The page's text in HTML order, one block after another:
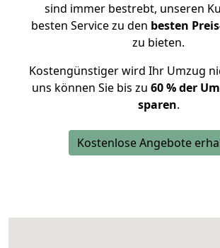
sind immer bestrebt, unseren
besten Service zu den besten
zu bieten.
Kostengünstiger wird Ihr Umzug
uns können Sie bis zu 60 % der
sparen.
Kostenlose Angebote